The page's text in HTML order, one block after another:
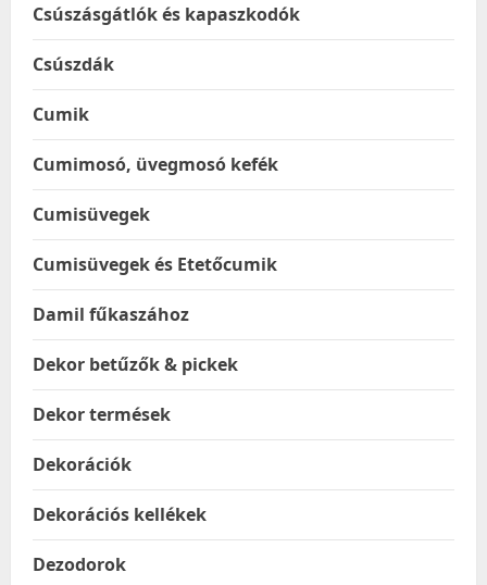
Csúszásgátlók és kapaszkodók
Csúszdák
Cumik
Cumimosó, üvegmosó kefék
Cumisüvegek
Cumisüvegek és Etetőcumik
Damil fűkaszához
Dekor betűzők & pickek
Dekor termések
Dekorációk
Dekorációs kellékek
Dezodorok